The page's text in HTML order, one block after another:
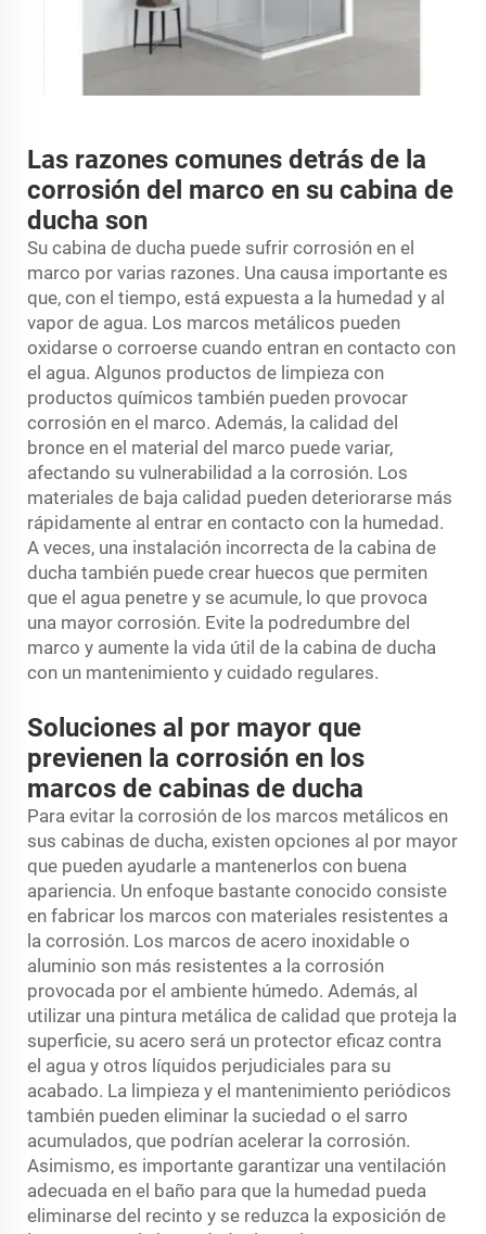
Las razones comunes detrás de la
corrosión del marco en su cabina de
ducha son
Su cabina de ducha puede sufrir corrosión en el
marco por varias razones. Una causa importante es
que, con el tiempo, está expuesta a la humedad y al
vapor de agua. Los marcos metálicos pueden
oxidarse o corroerse cuando entran en contacto con
el agua. Algunos productos de limpieza con
productos químicos también pueden provocar
corrosión en el marco. Además, la calidad del
bronce en el material del marco puede variar,
afectando su vulnerabilidad a la corrosión. Los
materiales de baja calidad pueden deteriorarse más
rápidamente al entrar en contacto con la humedad.
A veces, una instalación incorrecta de la cabina de
ducha también puede crear huecos que permiten
que el agua penetre y se acumule, lo que provoca
una mayor corrosión. Evite la podredumbre del
marco y aumente la vida útil de la cabina de ducha
con un mantenimiento y cuidado regulares.
Soluciones al por mayor que
previenen la corrosión en los
marcos de cabinas de ducha
Para evitar la corrosión de los marcos metálicos en
sus cabinas de ducha, existen opciones al por mayor
que pueden ayudarle a mantenerlos con buena
apariencia. Un enfoque bastante conocido consiste
en fabricar los marcos con materiales resistentes a
la corrosión. Los marcos de acero inoxidable o
aluminio son más resistentes a la corrosión
provocada por el ambiente húmedo. Además, al
utilizar una pintura metálica de calidad que proteja la
superficie, su acero será un protector eficaz contra
el agua y otros líquidos perjudiciales para su
acabado. La limpieza y el mantenimiento periódicos
también pueden eliminar la suciedad o el sarro
acumulados, que podrían acelerar la corrosión.
Asimismo, es importante garantizar una ventilación
adecuada en el baño para que la humedad pueda
eliminarse del recinto y se reduzca la exposición de